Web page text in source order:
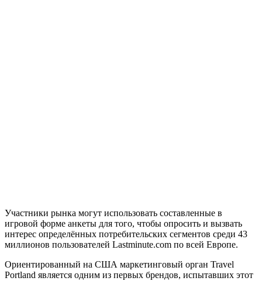
Участники рынка могут использовать составленные в
игровой форме анкеты для того, чтобы опросить и вызвать
интерес определённых потребительских сегментов среди 43
миллионов пользователей Lastminute.com по всей Европе.
Ориентированный на США маркетинговый орган Travel
Portland является одним из первых брендов, испытавших этот